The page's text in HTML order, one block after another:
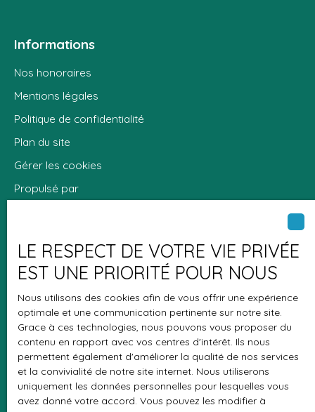
Informations
Nos honoraires
Mentions légales
Politique de confidentialité
Plan du site
Gérer les cookies
Propulsé par
+33 2 35 41 46 45
48 rue Raoul Dufy
76600 Le Havre
LE RESPECT DE VOTRE VIE PRIVÉE
EST UNE PRIORITÉ POUR NOUS
Nous utilisons des cookies afin de vous offrir une expérience
optimale et une communication pertinente sur notre site.
Grace à ces technologies, nous pouvons vous proposer du
contenu en rapport avec vos centres d'intérêt. Ils nous
permettent également d'améliorer la qualité de nos services
et la convivialité de notre site internet. Nous utiliserons
uniquement les données personnelles pour lesquelles vous
avez donné votre accord. Vous pouvez les modifier à